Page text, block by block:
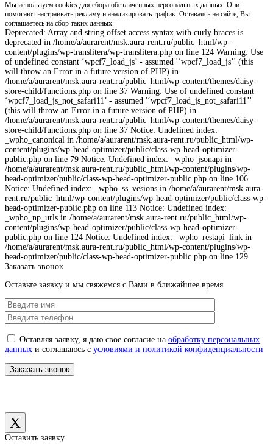
Мы используем cookies для сбора обезличенных персональных данных. Они
помогают настраивать рекламу и анализировать трафик. Оставаясь на сайте, Вы
соглашаетесь на сбор таких данных.
Deprecated: Array and string offset access syntax with curly braces is
deprecated in /home/a/aurarent/msk.aura-rent.ru/public_html/wp-
content/plugins/wp-translitera/wp-translitera.php on line 124 Warning: Use
of undefined constant ‘wpcf7_load_js’ - assumed '‘wpcf7_load_js’' (this
will throw an Error in a future version of PHP) in
/home/a/aurarent/msk.aura-rent.ru/public_html/wp-content/themes/daisy-
store-child/functions.php on line 37 Warning: Use of undefined constant
‘wpcf7_load_js_not_safari11’ - assumed '‘wpcf7_load_js_not_safari11’'
(this will throw an Error in a future version of PHP) in
/home/a/aurarent/msk.aura-rent.ru/public_html/wp-content/themes/daisy-
store-child/functions.php on line 37 Notice: Undefined index:
_wpho_canonical in /home/a/aurarent/msk.aura-rent.ru/public_html/wp-
content/plugins/wp-head-optimizer/public/class-wp-head-optimizer-
public.php on line 79 Notice: Undefined index: _wpho_jsonapi in
/home/a/aurarent/msk.aura-rent.ru/public_html/wp-content/plugins/wp-
head-optimizer/public/class-wp-head-optimizer-public.php on line 106
Notice: Undefined index: _wpho_ss_vesions in /home/a/aurarent/msk.aura-
rent.ru/public_html/wp-content/plugins/wp-head-optimizer/public/class-wp-
head-optimizer-public.php on line 113 Notice: Undefined index:
_wpho_np_urls in /home/a/aurarent/msk.aura-rent.ru/public_html/wp-
content/plugins/wp-head-optimizer/public/class-wp-head-optimizer-
public.php on line 124 Notice: Undefined index: _wpho_restapi_link in
/home/a/aurarent/msk.aura-rent.ru/public_html/wp-content/plugins/wp-
head-optimizer/public/class-wp-head-optimizer-public.php on line 129
Заказать звонок
Оставьте заявку и мы свяжемся с Вами в ближайшее время
Оставляя заявку, я даю свое согласие на обработку персональных
данных и соглашаюсь с условиями и политикой конфиденциальности
X
Оставить заявку